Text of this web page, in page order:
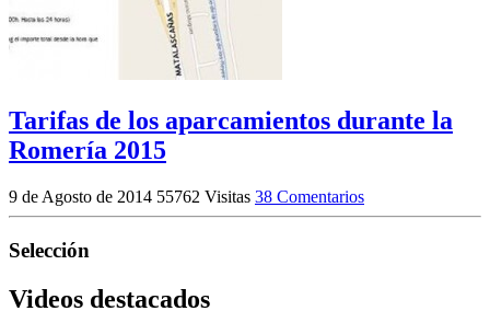
Tarifas de los aparcamientos durante la
Romería 2015
9 de Agosto de 2014 55762 Visitas 38 Comentarios
Selección
Videos destacados